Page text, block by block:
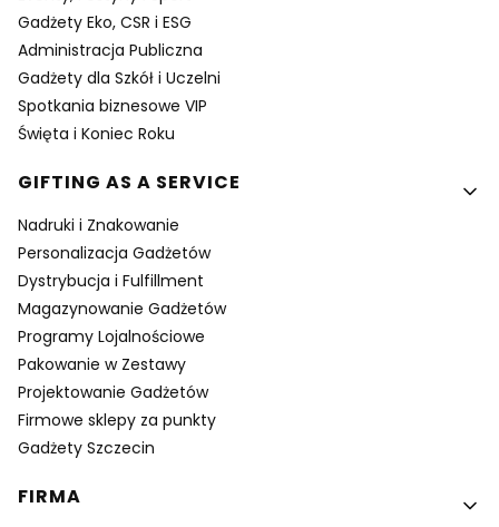
Gadżety Eko, CSR i ESG
Administracja Publiczna
Gadżety dla Szkół i Uczelni
Spotkania biznesowe VIP
Święta i Koniec Roku
GIFTING AS A SERVICE
Nadruki i Znakowanie
Personalizacja Gadżetów
Dystrybucja i Fulfillment
Magazynowanie Gadżetów
Programy Lojalnościowe
Pakowanie w Zestawy
Projektowanie Gadżetów
Firmowe sklepy za punkty
Gadżety Szczecin
FIRMA